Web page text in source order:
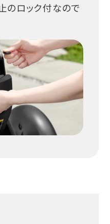
のロック付なので